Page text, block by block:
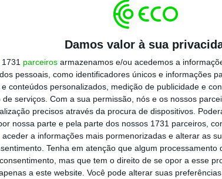
Damos valor à sua
parceiros armazenamos e/ou acedemos a
pessoais, como identificadores únicos e informações
conteúdos personalizados, medição de publicidade e
serviços. Com a sua permissão, nós e os nossos
precisos através da procura de dispositivos.
nossa parte e pela parte dos nossos 1731 parceiros,
a informações mais pormenorizadas e alterar as
Tenha em atenção que algum processamento
mas que tem o direito de se opor a esse
a este website. Você pode alterar suas
ligada à corrupção, assumindo que
as penas a crimes como homicídio
tido como inconstitucional. “Se
com pena igual aos homicídios seria até
mas dentro do seu patamar e a proteção
tem um papel importante na
completo. A sanção não resolve tudo”,
https://eco.sapo.pt/2022/06/06/nao-precisamos-de-mais-leis-para-a-corrupcao-diz-presidente-do-tribunal-de-contas/